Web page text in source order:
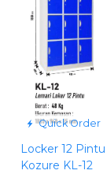
Quick Order
Locker 12 Pintu
Kozure KL-12